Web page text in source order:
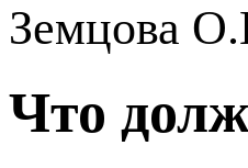
Земцова
Что